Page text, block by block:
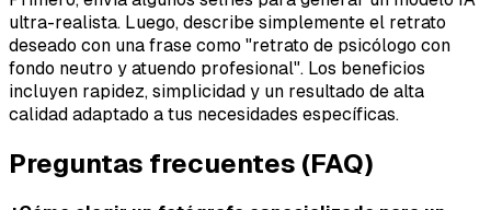
ultra-realista. Luego, describe simplemente el retrato
deseado con una frase como "retrato de psicólogo con
fondo neutro y atuendo profesional". Los beneficios
incluyen rapidez, simplicidad y un resultado de alta
calidad adaptado a tus necesidades específicas.
Preguntas frecuentes (FAQ)